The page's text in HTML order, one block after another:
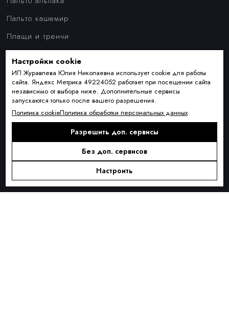
Пальто кашемир
Плащи и тренчи
ПОКУПАТЕЛЯМ
Наши преимущества
Индивидуальный пошив
Условия доставки
Оплата и рассрочка
Обмен и возврат товара
Контакты
О нас
Блог
Настройки cookie
ИП Журавлева Юлия Николаевна использует cookie для работы
сайта. Яндекс Метрика 49224052 работает при посещении сайта
независимо от выбора ниже. Дополнительные сервисы
запускаются только после вашего разрешения.
Политика cookieПолитика обработки персональных данных
Разрешить доп. сервисы
Без доп. сервисов
Настроить